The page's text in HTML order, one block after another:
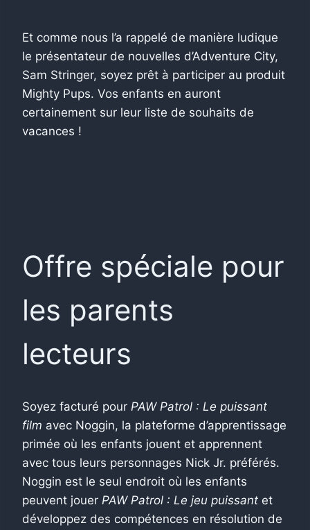
Et comme nous l’a rappelé de manière ludique
le présentateur de nouvelles d’Adventure City,
Sam Stringer, soyez prêt à participer au produit
Mighty Pups. Vos enfants en auront
certainement sur leur liste de souhaits de
vacances !
Offre spéciale pour
les parents
lecteurs
Soyez facturé pour PAW Patrol : Le puissant
film avec Noggin, la plateforme d’apprentissage
primée où les enfants jouent et apprennent
avec tous leurs personnages Nick Jr. préférés.
Noggin est le seul endroit où les enfants
peuvent jouer PAW Patrol : Le jeu puissant et
développez des compétences en résolution de